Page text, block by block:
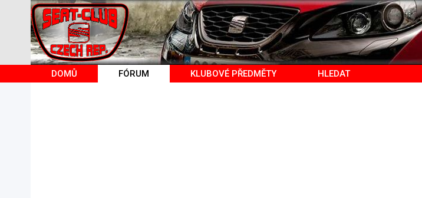
DOMŮ FÓRUM KLUBOVÉ PŘEDMĚTY HLEDAT